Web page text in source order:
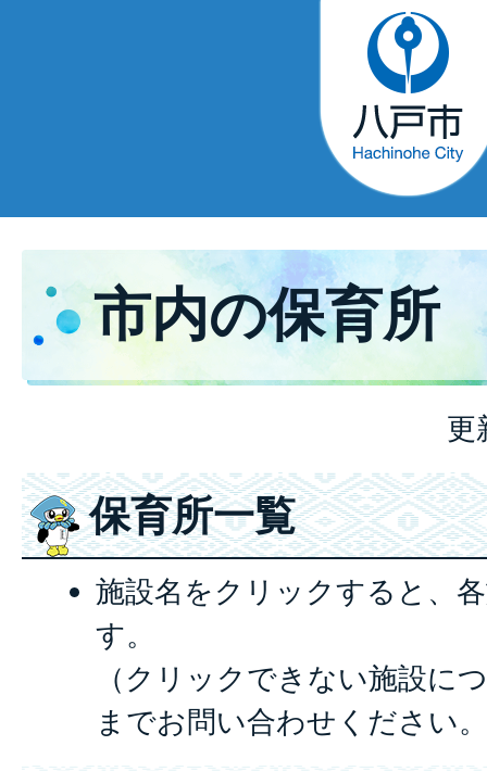
市内の保育所
更
保育所一覧
施設名をクリックすると、
す。
（クリックできない施設に
までお問い合わせください